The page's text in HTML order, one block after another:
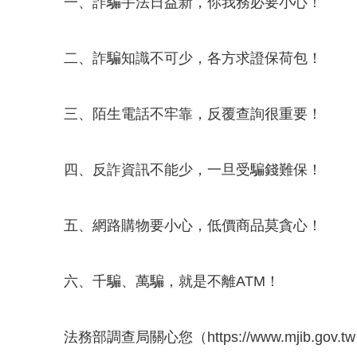
二、詐騙知識不可少，各方求證保荷包！
三、陌生電話不牢靠，反覆查詢很重要！
四、反詐資訊不能少，一旦受騙錢難保！
五、網路購物要小心，低價商品莫貪心！
六、千騙、萬騙，就是不離ATM！
法務部調查局關心您（ https://www.mjib.gov.tw